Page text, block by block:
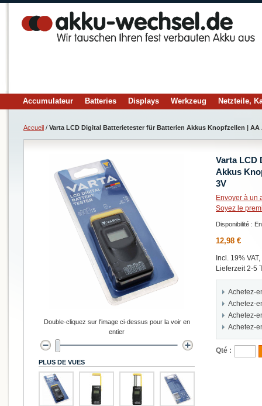
Accumulateur Batteries Displays Werkzeug Netzteile,
Accueil / Varta LCD Digital Batterietester für Batterien Akkus Knopfzellen | AA
Varta LCD
Akkus
3V
Envoyer à un
Soyez le
Disponibilité :
12,98 €
Incl. 19%
Lieferzeit 2-5
Achetez-
Achetez-
Achetez-
Achetez-
Qté :
Double-cliquez sur l'image ci-dessus pour la voir en
entier
PLUS DE VUES